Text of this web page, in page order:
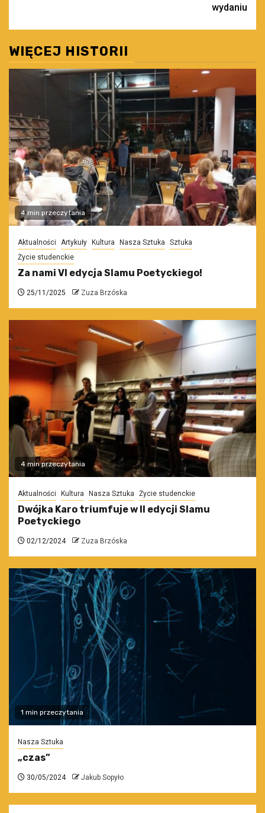
wydaniu
WIĘCEJ HISTORII
4 min przeczytania
Aktualności Artykuły Kultura Nasza Sztuka
Sztuka
Życie studenckie
Za nami VI edycja Slamu Poetyckiego!
25/11/2025 Zuza Brzóska
4 min przeczytania
Aktualności Kultura Nasza Sztuka Życie studenckie
Dwójka Karo triumfuje w II edycji Slamu
Poetyckiego
02/12/2024 Zuza Brzóska
1 min przeczytania
Nasza Sztuka
„czas”
30/05/2024 Jakub Sopyło